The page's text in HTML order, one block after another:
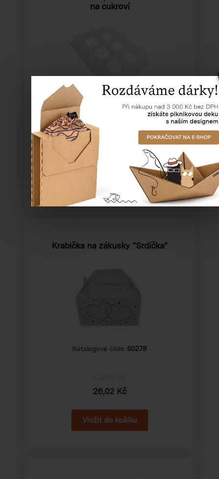
na cukroví
Katalogové číslo:51009
5,86 Kč
Krabička na zákusky "Srdíčka"
Katalogové číslo: 60278
26,02 Kč